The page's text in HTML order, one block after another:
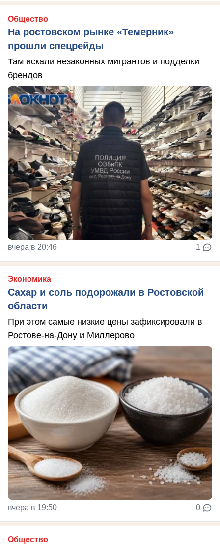
Общество
На ростовском рынке «Темерник»
прошли спецрейды
Там искали незаконных мигрантов и подделки
брендов
вчера в 20:46 1
Экономика
Сахар и соль подорожали в Ростовской
области
При этом самые низкие цены зафиксировали в
Ростове-на-Дону и Миллерово
вчера в 19:50 0
Общество